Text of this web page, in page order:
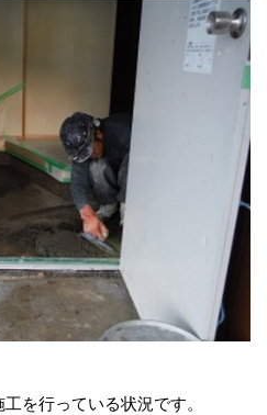
を行っている状況です。